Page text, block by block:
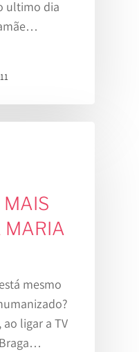
ultimo dia
MAIS
MARIA
mesmo
ligar a TV
Sobre
Para
Parto Hospitalar
Cursos E Atividades
Junte-Se A Nós!
Espaço
Equipe
Canal TV ME
Contato